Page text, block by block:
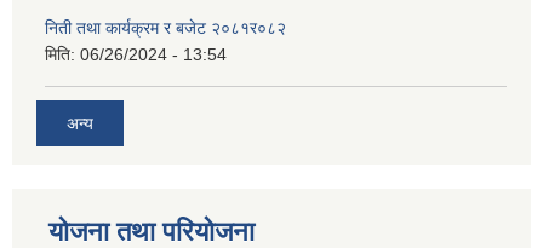
निती तथा कार्यक्रम र बजेट २०८१र०८२
मिति: 06/26/2024 - 13:54
अन्य
योजना तथा परियोजना